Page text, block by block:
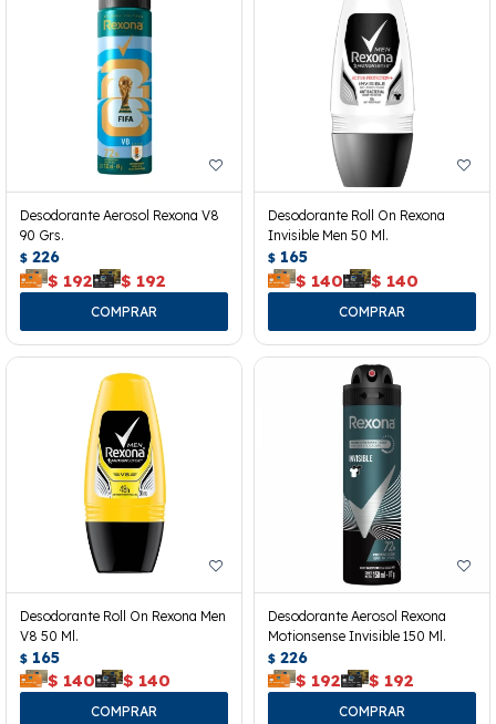
Desodorante Aerosol Rexona V8
90 Grs.
$ 226
$ 192 $ 192
Desodorante Roll On Rexona
Invisible Men 50 Ml.
$ 165
$ 140 $ 140
Desodorante Roll On Rexona Men
V8 50 Ml.
$ 165
$ 140 $ 140
Desodorante Aerosol Rexona
Motionsense Invisible 150 Ml.
$ 226
$ 192 $ 192